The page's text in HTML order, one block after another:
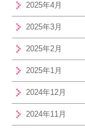
2025年4月
2025年3月
2025年2月
2025年1月
2024年12月
2024年11月